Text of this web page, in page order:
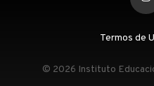
Termos de
© 2026 Instituto